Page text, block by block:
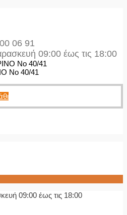
06 91
09:00 έως τις 18:00
No 40/41
09:00 έως τις 18:00